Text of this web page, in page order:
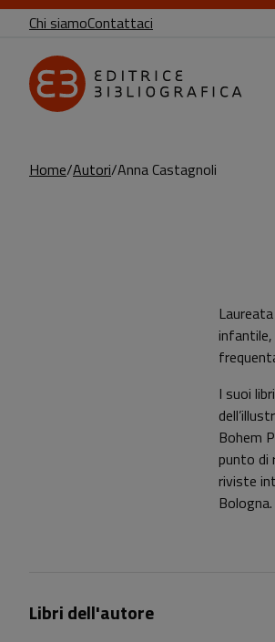
Chi siamoContattaci
Home Autori Anna Castagnoli
infantile,
I suoi
Bohem
punto di
riviste
Libri dell'autore